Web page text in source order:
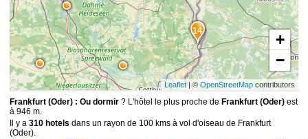
14
+
−
Leaflet| © OpenStreetMapcontributors
Frankfurt (Oder) : Ou dormir ? L'hôtel le plus proche de Frankfurt (Oder) est
à 946 m.
Il y a310 hotels dans un rayon de 100 kms à vol d'oiseau de Frankfurt
(Oder).